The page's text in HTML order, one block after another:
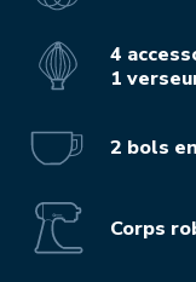
4
1
2 bols
Corps